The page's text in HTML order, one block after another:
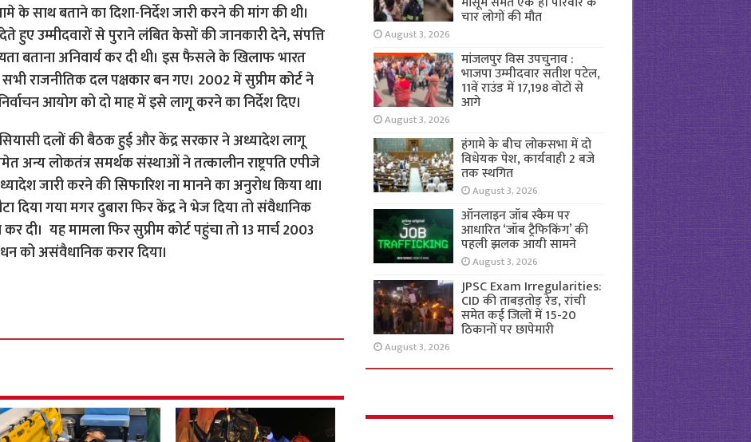
के साथ बताने का दिशा-निर्देश जारी करने की मांग की थी।
हुए उम्मीदवारों से पुराने लंबित केसों की जानकारी देने, संपत्ति
बताना अनिवार्य कर दी थी। इस फैसले के खिलाफ भारत
राजनीतिक दल पक्षकार बन गए। 2002 में सुप्रीम कोर्ट ने
आयोग को दो माह में इसे लागू करने का निर्देश दिए।
दलों की बैठक हुई और केंद्र सरकार ने अध्यादेश लागू
अन्य लोकतंत्र समर्थक संस्थाओं ने तत्कालीन राष्ट्रपति एपीजे
जारी करने की सिफारिश ना मानने का अनुरोध किया था।
दिया गया मगर दुबारा फिर केंद्र ने भेज दिया तो संवैधानिक
दी। यह मामला फिर सुप्रीम कोर्ट पहुंचा तो 13 मार्च 2003
को असंवैधानिक करार दिया।
चार लोगों की मौत
August 3, 2026
मांजलपुर विस उपचुनाव :
भाजपा उम्मीदवार सतीश पटेल,
11वें राउंड में 17,198 वोटों से
आगे
August 3, 2026
हंगामे के बीच लोकसभा में दो
विधेयक पेश, कार्यवाही 2 बजे
तक स्थगित
August 3, 2026
ऑनलाइन जॉब स्कैम पर
आधारित ‘जॉब ट्रैफिकिंग’ की
पहली झलक आयी सामने
August 3, 2026
JPSC Exam Irregularities:
CID की ताबड़तोड़ रेड, रांची
समेत कई जिलों में 15-20
ठिकानों पर छापेमारी
August 3, 2026